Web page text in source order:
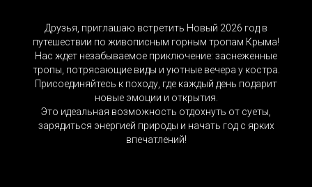
Друзья, приглашаю встретить Новый 2026 год в
путешествии по живописным горным тропам Крыма!
Нас ждет незабываемое приключение: заснеженные
тропы, потрясающие виды и уютные вечера у костра.
Присоединяйтесь к походу, где каждый день подарит
новые эмоции и открытия.
Это идеальная возможность отдохнуть от суеты,
зарядиться энергией природы и начать год с ярких
впечатлений!